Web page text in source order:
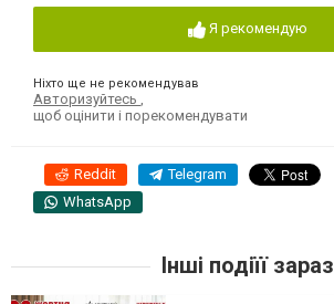
Я рекомендую
Ніхто ще не рекомендував
Авторизуйтесь
щоб оцінити і порекомендувати
Reddit Telegram
WhatsApp
Інші подіїї зараз